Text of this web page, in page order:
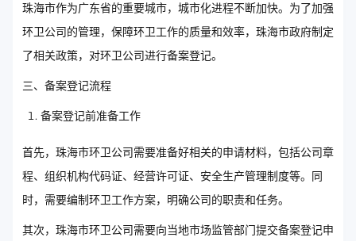
珠海市作为广东省的重要城市，城市化进程不断加快。为了加强
环卫公司的管理，保障环卫工作的质量和效率，珠海市政府制定
了相关政策，对环卫公司进行备案登记。
三、备案登记流程
备案登记前准备工作
首先，珠海市环卫公司需要准备好相关的申请材料，包括公司章
程、组织机构代码证、经营许可证、安全生产管理制度等。同
时，需要编制环卫工作方案，明确公司的职责和任务。
其次，珠海市环卫公司需要向当地市场监管部门提交备案登记申